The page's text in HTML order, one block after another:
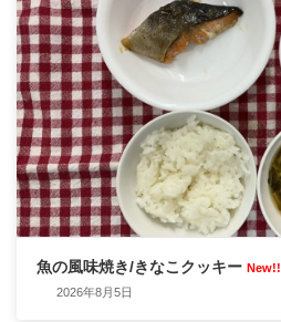
魚の風味焼き/きなこクッキー New!!
2026年8月5日